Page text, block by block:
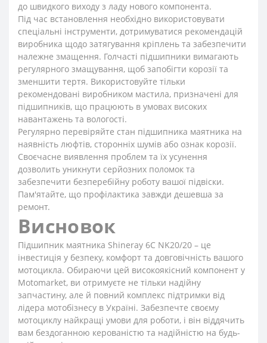
до швидкого виходу з ладу нового компонента.
Під час встановлення необхідно використовувати
спеціальні інструменти, дотримуватися рекомендацій
виробника щодо затягування кріплень та забезпечити
належне змащення. Голчасті підшипники вимагають
регулярного змащування, щоб запобігти корозії та
зменшити тертя. Використовуйте тільки
рекомендовані виробником мастила, призначені для
підшипників, що працюють в умовах високих
навантажень та вологості.
Регулярно перевіряйте стан підшипника маятника на
наявність люфтів, сторонніх шумів або ознак корозії.
Своєчасне виявлення проблем та їх усунення
дозволить уникнути серйозних поломок та
забезпечити безперебійну роботу вашої підвіски.
Пам'ятайте, що профілактика завжди дешевша за
ремонт.
Висновок
Підшипник маятника Shineray 6C NK20/20 – це
інвестиція у безпеку, комфорт та довговічність вашого
мотоцикла. Обираючи цей високоякісний компонент у
Motomarket, ви отримуєте не тільки надійну
запчастину, але й повний комплекс підтримки від
лідера мотобізнесу в Україні. Забезпечте своєму
мотоциклу найкращі умови для роботи, і він віддячить
вам бездоганною керованістю та надійністю на будь-